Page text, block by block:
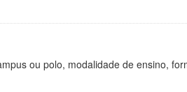
ou polo, modalidade de ensino,